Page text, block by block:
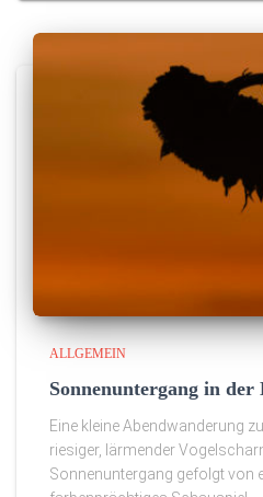
ALLGEMEIN
Sonnenuntergang in der
Eine kleine Abendwanderung
riesiger, lärmender
Sonnenuntergang gefolgt von